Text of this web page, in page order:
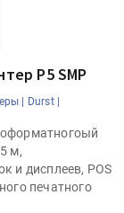
P5 SMP
| Durst |
м,
и дисплеев, POS
печатного